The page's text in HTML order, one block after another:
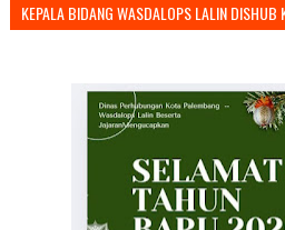
KEPALA BIDANG WASDALOPS LALIN DISHUB